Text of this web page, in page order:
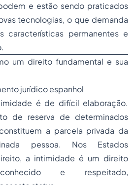
e estão sendo praticados
tecnologias, o que demanda
características permanentes e
um direito fundamental e sua
jurídico espanhol
é de difícil elaboração.
de reserva de determinados
a parcela privada da
pessoa. Nos Estados
a intimidade é um direito
e respeitado,